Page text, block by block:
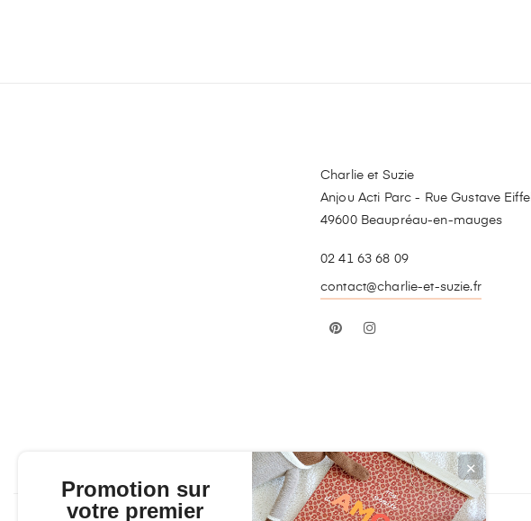
Charlie et Suzie
Anjou Acti Parc - Rue Gustave Eiffel
49600 Beaupréau-en-mauges
02 41 63 68 09
contact@charlie-et-suzie.fr
Pinterest
Promotion sur
votre premier
✕